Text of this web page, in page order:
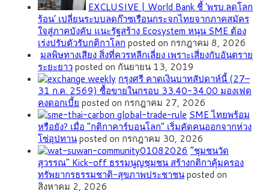
EXCLUSIVE | World Bank ชี้ ‘พรบ.ลดโลก
ร้อน’ เปลี่ยนระบบลดก๊าซเรือนกระจกไทยจากภาคสมัคร
ใจสู่ภาคบังคับ แนะรัฐสร้าง Ecosystem หนุน SME ต้อง
เร่งปรับตัวรับกติกาโลก posted on กรกฎาคม 8, 2026
มลพิษทางเสียง สิ่งที่ควรหลีกเลี่ยง เพราะเสี่ยงกับอันตราย
ระยะยาวposted on กันยายน 13, 2019
กรุงศรี คาดเงินบาทสัปดาห์นี้ (27–
31 ก.ค. 2569) ซื้อขายในกรอบ 33.40-34.00 มองเฟด
คงดอกเบี้ย posted on กรกฎาคม 27, 2026
SME ไทยพร้อม
หรือยัง? เมื่อ “กติกาคาร์บอนโลก” เริ่มคัดคนออกจากห่วง
โซ่อุปทานposted on กรกฎาคม 30, 2026
”ชุมชนวัด
สุวรรณ” Kick-off ธรรมนูญชุมชน สร้างกติกาคุ้มครอง
ทรัพยากรธรรมชาติ-สุขภาพประชาชนposted on
สิงหาคม 2, 2026